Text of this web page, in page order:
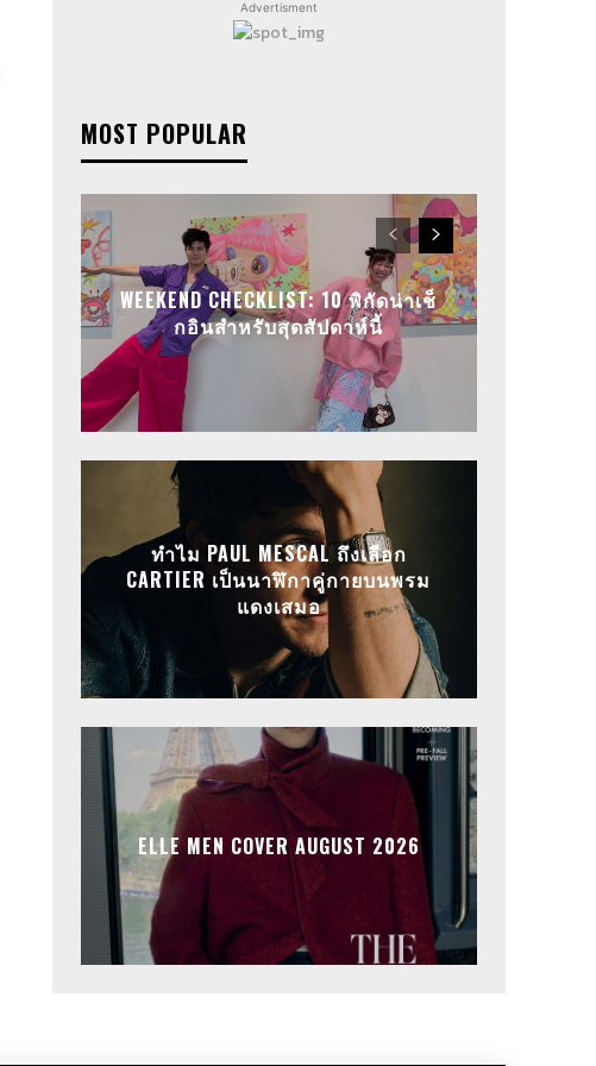
Advertisment
MOST POPULAR
WEEKEND CHECKLIST: 10 พิกัดน่าเช็
กอินสำหรับสุดสัปดาห์นี้
ทำไม PAUL MESCAL ถึงเลือก
CARTIER เป็นนาฬิกาคู่กายบนพรม
แดงเสมอ
ELLE MEN COVER AUGUST 2026